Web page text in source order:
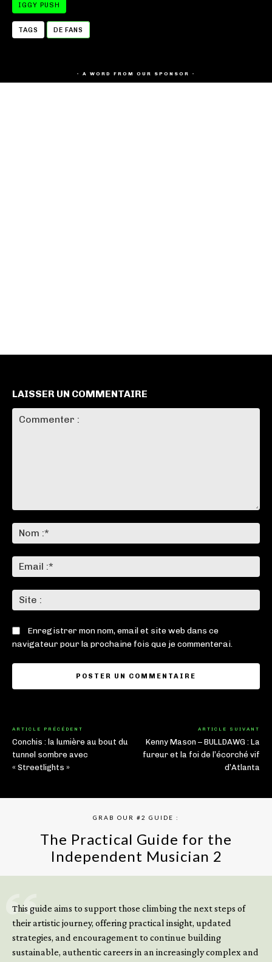
IGGY PUSH
TAGS DE FANS
- A WORD FROM OUR SPONSOR -
LAISSER UN COMMENTAIRE
:*
:*
:
Enregistrer mon nom, email et site web dans ce
navigateur pour la prochaine fois que je commenterai.
ARTICLE PRÉCÉDENT
Conchis : la lumière au bout du
tunnel sombre avec
« Streetlights »
ARTICLE SUIVANT
Kenny Mason – BULLDAWG : La
fureur et la foi de l’écorché vif
d’Atlanta
GRAB OUR #2 GUIDE :
The Practical Guide for the
Independent Musician 2
This guide aims to support those climbing the next steps of
their artistic journey, offering practical insight, updated
strategies, and encouragement to continue building
sustainable, authentic careers in an increasingly complex and